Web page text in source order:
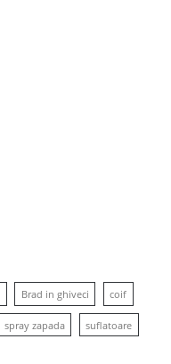
Brad in ghiveci coif
spray zapada suflatoare